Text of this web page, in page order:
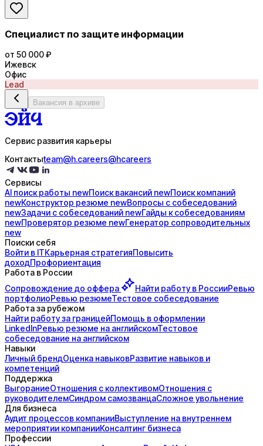
Специалист по защите информации
от 50 000 ₽
Ижевск
Офис
Lead
Вакансия в архиве
Сервис развития карьеры
Контактыteam@h.careers@hcareers
Сервисы
AI поискработы newПоисквакансий newПоисккомпаний
newКонструктор резюме newВопросы с собеседований
newЗадачи с собеседований newГайды ксобеседованиям
newПроверятор резюме newГенератор сопроводительных
new
Поиски себя
Войти в ITКарьерная стратегияПовысить
доходПрофориентация
Работа в России
Сопровождение до оффера Найти работу в РоссииРевью
портфолиоРевью резюмеТестовое собеседование
Работа за рубежом
Найти работу за границейПомощь в оформлении
LinkedInРевью резюме на английскомТестовое
собеседование на английском
Навыки
Личный брендОценка навыковРазвитие навыков и
компетенций
Поддержка
ВыгораниеОтношения с коллективомОтношения с
руководителемСиндром самозванцаСложное увольнение
Для бизнеса
Аудит процессов компанииВыступление на внутреннем
мероприятии компанииКонсалтинг бизнеса
Профессии